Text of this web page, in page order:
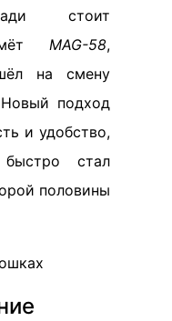
стоит
MAG-58,
на смену
подход
и удобство,
стал
половины